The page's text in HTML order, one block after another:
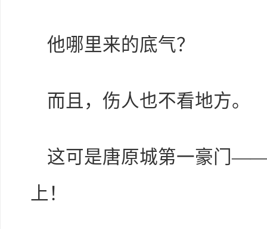
他哪里来的底气？
而且，伤人也不看地方。
这可是唐原城第一豪门
上！